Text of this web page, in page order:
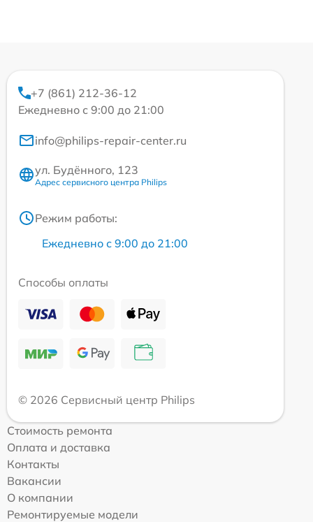
+7 (861) 212-36-12
Ежедневно с 9:00 до 21:00
info@philips-repair-center.ru
ул. Будённого, 123
Адрес сервисного центра Philips
Режим работы:
Ежедневно с 9:00 до 21:00
Способы оплаты
© 2026 Сервисный центр Philips
Стоимость ремонта
Оплата и доставка
Контакты
Вакансии
О компании
Ремонтируемые модели